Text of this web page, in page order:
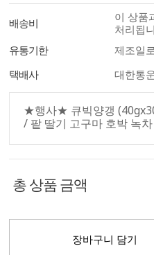
배송비
이 상품
처리됩
유통기한
제조일
택배사
대한통
★행사★ 큐빅양갱
/ 팥 딸기 고구마 호박 녹차
총 상품 금액
장바구니 담기